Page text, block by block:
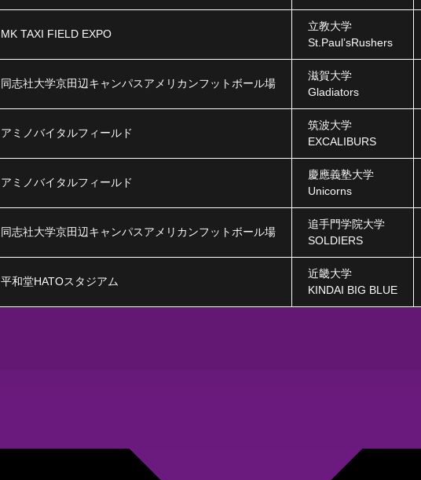
MK TAXI FIELD EXPO
立教大学
St.Paul’sRushers
同志社大学京田辺キャンパスアメリカンフットボール場
滋賀大学
Gladiators
アミノバイタルフィールド
筑波大学
EXCALIBURS
アミノバイタルフィールド
慶應義塾大学
Unicorns
同志社大学京田辺キャンパスアメリカンフットボール場
追手門学院大学
SOLDIERS
平和堂HATOスタジアム
近畿大学
KINDAI BIG BLUE